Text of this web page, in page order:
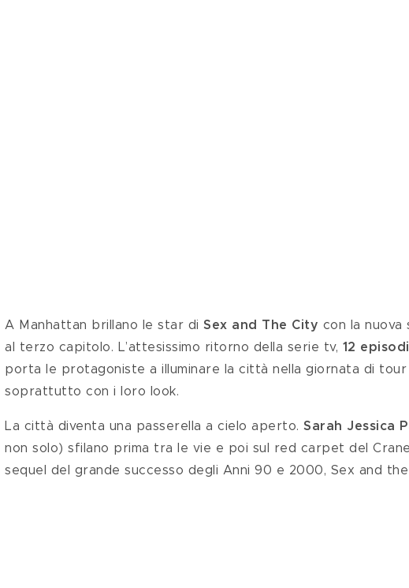
A Manhattan brillano le star di Sex and The City con la nuova
al terzo capitolo. L’attesissimo ritorno della serie tv, 12
porta le protagoniste a illuminare la città nella giornata di tour
soprattutto con i loro look.
La città diventa una passerella a cielo aperto. Sarah Jessica
non solo) sfilano prima tra le vie e poi sul red carpet del
sequel del grande successo degli Anni 90 e 2000, Sex and the